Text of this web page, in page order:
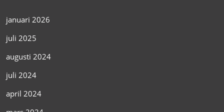
januari 2026
juli 2025
augusti 2024
juli 2024
april 2024